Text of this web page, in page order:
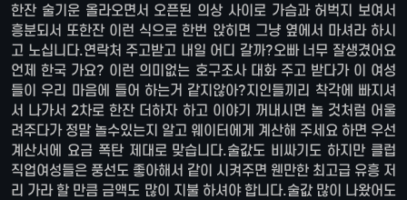
한잔 술기운 올라오면서 오픈된 의상 사이로 가슴과 허벅지 보여서
흥분되서 또한잔 이런 식으로 한번 앉히면 그냥 옆에서 마셔라 하시
고 노십니다.연락처 주고받고 내일 어디 갈까?오빠 너무 잘생겼어요
언제 한국 가요? 이런 의미없는 호구조사 대화 주고 받다가 이 여성
들이 우리 마음에 들어 하는거 같지않아?지인들끼리 착각에 빠지셔
서 나가서 2차로 한잔 더하자 하고 이야기 꺼내시면 놀 것처럼 어울
려주다가 정말 놀수있는지 알고 웨이터에게 계산해 주세요 하면 우선
계산서에 요금 폭탄 제대로 맞습니다.술값도 비싸기도 하지만 클럽
직업여성들은 풍선도 좋아해서 같이 시켜주면 웬만한 최고급 유흥 저
리 가라 할 만큼 금액도 많이 지불 하셔야 합니다.술값 많이 나왔어도